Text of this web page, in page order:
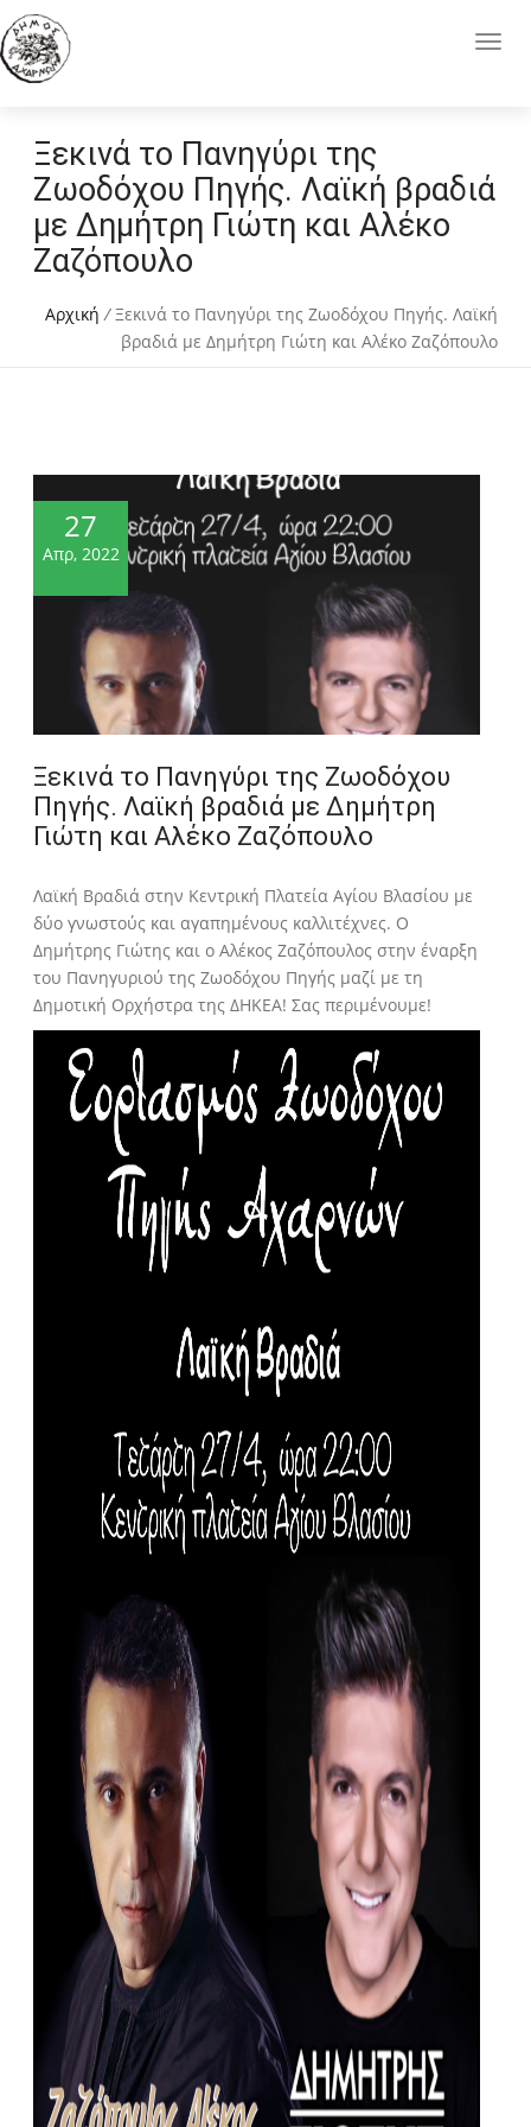
Ξεκινά το Πανηγύρι της
Ζωοδόχου Πηγής. Λαϊκή βραδιά
με Δημήτρη Γιώτη και Αλέκο
Ζαζόπουλο
Αρχική /Ξεκινά το Πανηγύρι της Ζωοδόχου Πηγής. Λαϊκή
βραδιά με Δημήτρη Γιώτη και Αλέκο Ζαζόπουλο
27
Απρ, 2022
Ξεκινά το Πανηγύρι της Ζωοδόχου
Πηγής. Λαϊκή βραδιά με Δημήτρη
Γιώτη και Αλέκο Ζαζόπουλο
Λαϊκή Βραδιά στην Κεντρική Πλατεία Αγίου Βλασίου με
δύο γνωστούς και αγαπημένους καλλιτέχνες. Ο
Δημήτρης Γιώτης και ο Αλέκος Ζαζόπουλος στην έναρξη
του Πανηγυριού της Ζωοδόχου Πηγής μαζί με τη
Δημοτική Ορχήστρα της ΔΗΚΕΑ! Σας περιμένουμε!